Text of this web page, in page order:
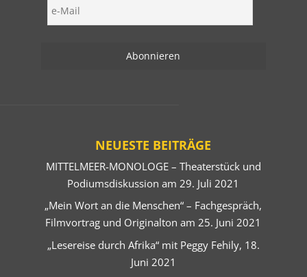
NEUESTE BEITRÄGE
MITTELMEER-MONOLOGE – Theaterstück und
Podiumsdiskussion am 29. Juli 2021
„Mein Wort an die Menschen“ – Fachgespräch,
Filmvortrag und Originalton am 25. Juni 2021
„Lesereise durch Afrika“ mit Peggy Fehily, 18.
Juni 2021